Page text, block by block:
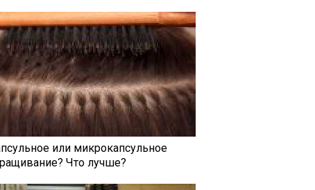
или микрокапсульное
Что лучше?